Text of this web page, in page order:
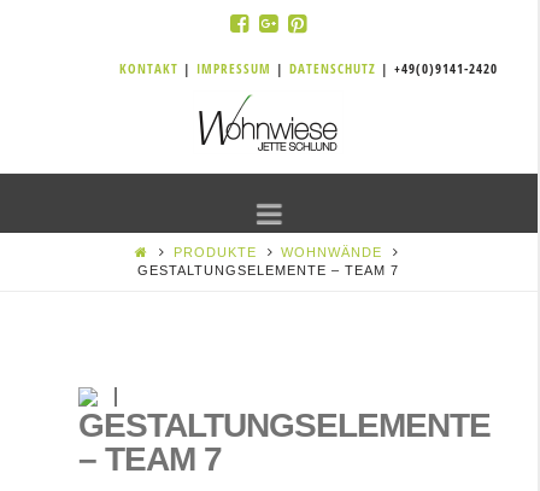
KONTAKT | IMPRESSUM | DATENSCHUTZ | +49(0)9141-2420
Navigation
PRODUKTE
WOHNWÄNDE
GESTALTUNGSELEMENTE – TEAM 7
GESTALTUNGSELEMENTE
– TEAM 7